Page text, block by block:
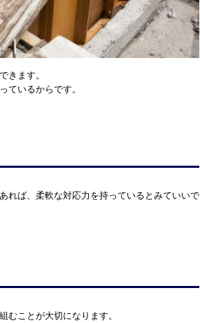
きます。
ているからです。
れば、柔軟な対応力を持っているとみていいで
むことが大切になります。